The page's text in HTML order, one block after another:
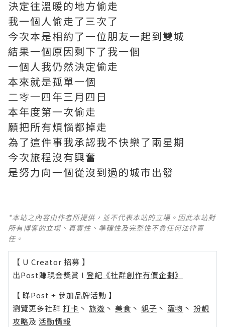
決定往溫暖的地方偷走
我一個人偷走了三次了
今次本是相約了一位朋友一起到雙城
結果一個原因剩下了我一個
一個人我仍然決定偷走
本來就是孤單一個
二零一四年三月四日
本年度第一次偷走
願把所有煩惱都掉走
為了這件事我承認我不快樂了兩星期
今次旅程沒有興奮
是努力向一個從沒到過的城市出發
*本站之內容由作者所提供，並不代表本站的立場。因此本站對
所有博客的立場、真實性、準確性及完整性不負任何法律責
任。
【 U Creator 招募 】
出Post賺現金獎賞 l 登記《社群創作有價企劃》
【 睇Post + 參加品牌活動 】
瀏覽更多社群 打卡 丶 旅遊 丶 美食 丶 親子 丶 寵物 丶 扮靚
攻略及 活動情報